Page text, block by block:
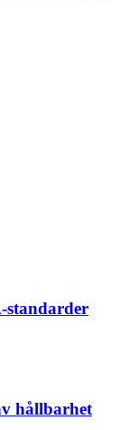
standarder
hållbarhet